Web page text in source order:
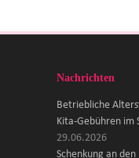
Nachrichten
Betriebliche
Kita-Gebühren im
29.06.2026
Schenkung an